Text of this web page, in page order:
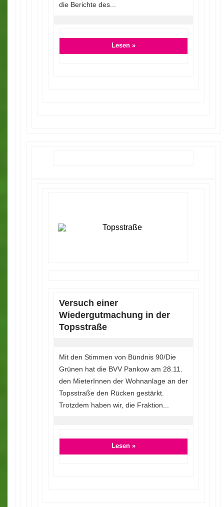
die Berichte des...
Lesen »
Versuch einer
Wiedergutmachung in der
Topsstraße
Mit den Stimmen von Bündnis 90/Die
Grünen hat die BVV Pankow am 28.11.
den MieterInnen der Wohnanlage an der
Topsstraße den Rücken gestärkt.
Trotzdem haben wir, die Fraktion...
Lesen »